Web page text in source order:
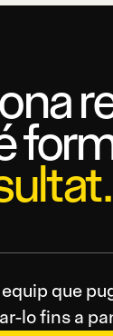
que
lo fins a